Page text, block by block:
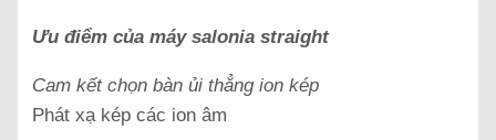
Ưu điểm của máy salonia straight
Cam kết chọn bàn ủi thẳng ion kép
Phát xạ kép các ion âm